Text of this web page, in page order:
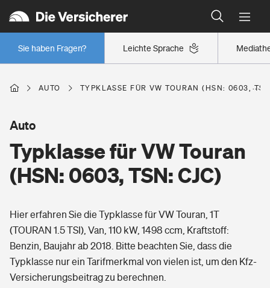
Leichte Sprache
Sie haben Fragen?
Wer versichert was: Jetzt Versicherer finden
Regionalklassen: So ist Ihre Region eingestuft
Wer versichert was: Jetzt Versicherer finden
Berufsunfähigkeitsversicherung
Erwerbsunfähigkeitsversicherung
Grundfähigkeitsversicherung
Arbeitsrechtsschutz
Berufshaftpflichtversicherung
Wohnen
Elementarversicherung
Freizeit
Pri­vate Haft­pflicht­
Gesundheit
AUTO TYPKLASSE FÜR VW TOURAN (HSN: 0603,
Typklasse für VW Touran
(HSN: 0603, TSN: CJC)
Auto
Hier erfahren Sie die Typklasse für VW Touran, 1T
(TOURAN 1.5 TSI), Van, 110 kW, 1498 ccm, Kraftstoff:
Benzin, Baujahr ab 2018. Bitte beachten Sie, dass die
Typklasse nur ein Tarifmerkmal von vielen ist, um den Kfz-
Versicherungsbeitrag zu berechnen.